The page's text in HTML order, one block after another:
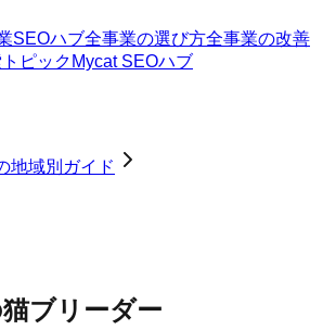
SEOハブ全事業の選び方全事業の改善
ピック Mycat SEOハブ
地域別ガイド
ブリーダー